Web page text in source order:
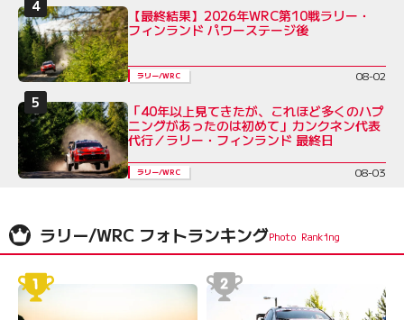
【最終結果】2026年WRC第10戦ラリー・
フィンランド パワーステージ後
ラリー/WRC 08-02
「40年以上見てきたが、これほど多くのハプ
ニングがあったのは初めて」カンクネン代表
代行／ラリー・フィンランド 最終日
ラリー/WRC 08-03
ラリー/WRC フォトランキング